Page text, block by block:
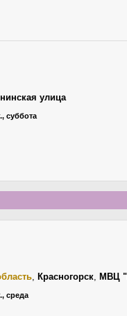
улица
суббота
, Красногорск, МВЦ
среда